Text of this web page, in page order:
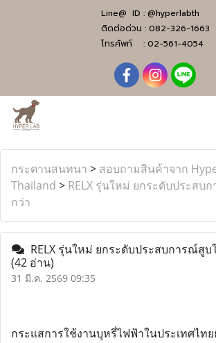
Line@ ID : @hyperlabth
ติดต่อด่วน : 082-326-1663
โทรศัพท์ : 02-561-4054
กระดานสนทนา > สอบถามสินค้าจาก
Thailand > RELX รุ่นใหม่ ยกระดับประสบ
กว่า
RELX รุ่นใหม่ ยกระดับประสบการณ์สูบ
(42 อ่าน)
31 มี.ค. 2569 09:35
กระแสการใช้งานบุหรี่ไฟฟ้าในประเทศไทย